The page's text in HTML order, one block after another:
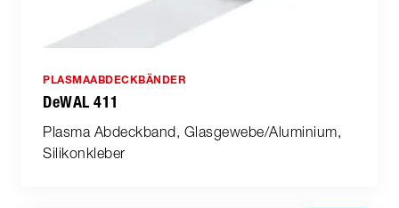
PLASMAABDECKBÄNDER
DeWAL 411
Plasma Abdeckband, Glasgewebe/Aluminium,
Silikonkleber